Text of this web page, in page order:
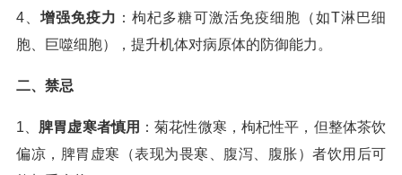
4、增强免疫力 ：枸杞多糖可激活免疫细胞（如T淋巴细
胞、巨噬细胞），提升机体对病原体的防御能力。
二、禁忌
1、 脾胃虚寒者慎用 ：菊花性微寒，枸杞性平，但整体茶饮
偏凉，脾胃虚寒（表现为畏寒、腹泻、腹胀）者饮用后可